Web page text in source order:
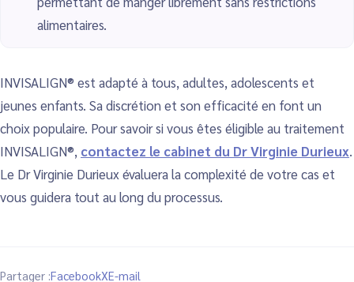
alimentaires.
INVISALIGN® est adapté à tous, adultes, adolescents et
jeunes enfants. Sa discrétion et son efficacité en font un
choix populaire. Pour savoir si vous êtes éligible au traitement
INVISALIGN®, contactez le cabinet du Dr Virginie Durieux.
Le Dr Virginie Durieux évaluera la complexité de votre cas et
vous guidera tout au long du processus.
Partager :FacebookXE-mail